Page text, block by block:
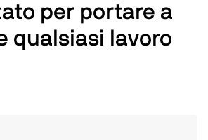
per portare a
qualsiasi lavoro